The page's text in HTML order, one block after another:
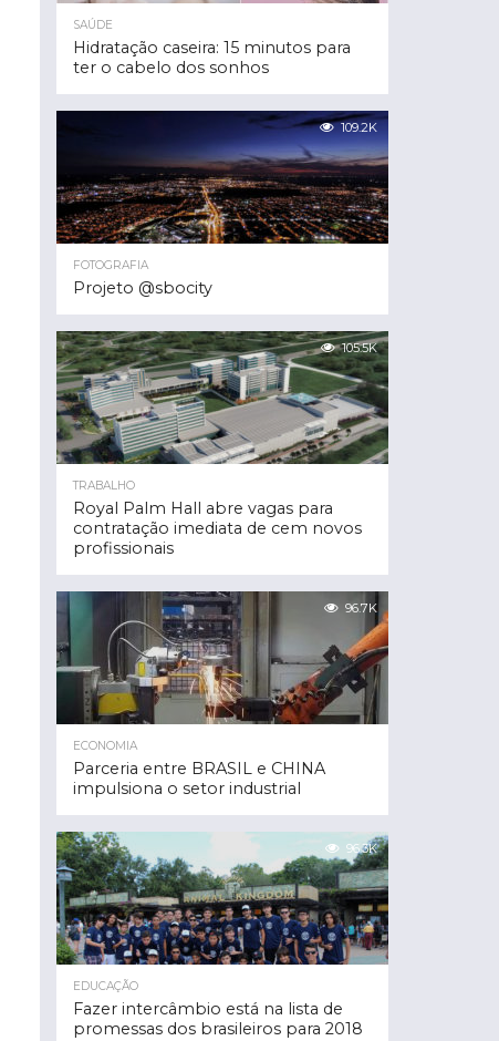
SAÚDE
Hidratação caseira: 15 minutos para
ter o cabelo dos sonhos
109.2K
FOTOGRAFIA
Projeto @sbocity
105.5K
TRABALHO
Royal Palm Hall abre vagas para
contratação imediata de cem novos
profissionais
96.7K
ECONOMIA
Parceria entre BRASIL e CHINA
impulsiona o setor industrial
96.3K
EDUCAÇÃO
Fazer intercâmbio está na lista de
promessas dos brasileiros para 2018